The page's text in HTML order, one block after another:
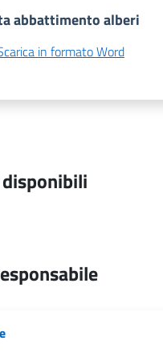
abbattimento alberi
in formato Word